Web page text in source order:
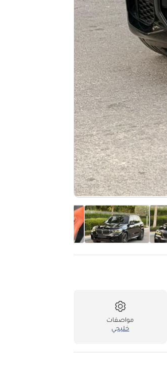
مواصفات
خليجي